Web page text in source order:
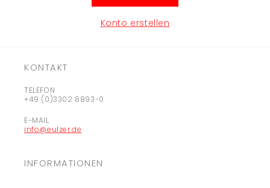
Konto erstellen
KONTAKT
TELEFON
+49 (0)3302 8893-0
E-MAIL
info@eulzer.de
INFORMATIONEN